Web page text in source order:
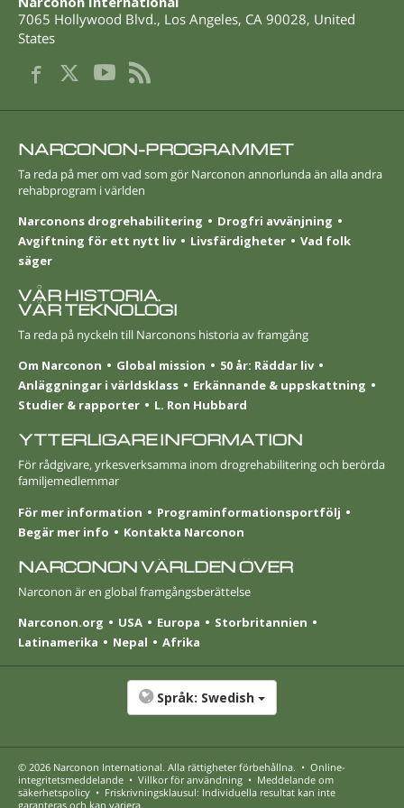
7065 Hollywood Blvd., Los Angeles, CA 90028, United
States
NARCONON-PROGRAMMET
Ta reda på mer om vad som gör Narconon annorlunda än alla andra
rehabprogram i världen
Narconons drogrehabilitering
Drogfri avvänjning
Avgiftning för ett nytt liv
Livsfärdigheter
Vad folk
säger
VÅR HISTORIA.
VÅR TEKNOLOGI
Ta reda på nyckeln till Narconons historia av framgång
Om Narconon
Global mission
50 år: Räddar liv
Anläggningar i världsklass
Erkännande & uppskattning
Studier & rapporter
L. Ron Hubbard
YTTERLIGARE INFORMATION
För rådgivare, yrkesverksamma inom drogrehabilitering och berörda
familjemedlemmar
För mer information
Programinformationsportfölj
Begär mer info
Kontakta Narconon
NARCONON VÄRLDEN ÖVER
Narconon är en global framgångsberättelse
Narconon.org
USA Europa
Stor­britannien
Latinamerika
Nepal Afrika
Språk: Swedish
© 2026 Narconon International. Alla rättigheter förbehållna. • Online-
integritetsmeddelande • Villkor för användning • Meddelande om
säkerhetspolicy • Friskrivningsklausul: Individuella resultat kan inte
garanteras och kan variera.